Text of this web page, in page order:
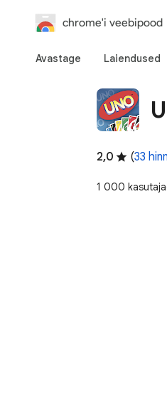
chrome'i veebipood
Avastage Laiendused
2,0 (33
1 000